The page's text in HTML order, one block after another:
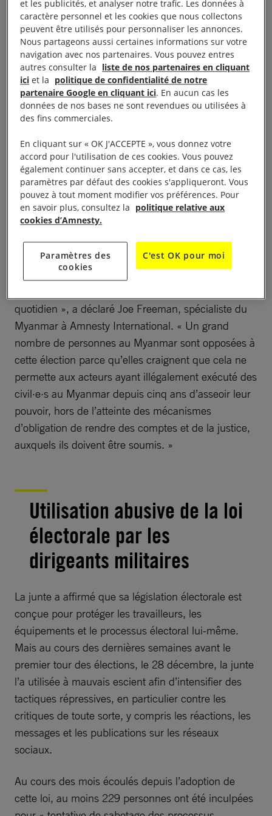
lundi 22 décembre.
L’adoption en juilletpar l’armée de la Loi relative à
la protection des élections générales démocratiques
multipartites criminalise les critiques ou l’incitation à
la violence contre l’élection ou les agents électoraux.
Les peines prévues par cette loi vont de trois ans
d’emprisonnement à la réclusion à perpétuité, voire
la peine de mort.
« Cette élection organisée par la junte contraste
fortement avec les élections démocratiques
nationales qui se sont tenues en 2015 et en 2020
au Myanmar. Si 2015 était une période d’espoir,
promettant paix et respect pour les droits humains,
l’ère actuelle est une période caractérisée par le
désespoir, où les crimes de guerre, les arrestations
quotidien », a déclaré Joe Freeman, spécialiste du
Myanmar à Amnesty International. « Un grand
nombre de personnes au Myanmar sont opposées à
cette élection parce qu’elles craignent que cela ne
permette aux acteurs ayant illégalement exécuté des
civil·e·s au Myanmar depuis cinq ans d’asseoir leur
pouvoir, hors de l’atteinte des mécanismes
d’obligation de rendre des comptes et de la justice,
auxquels ils doivent être soumis. »
Utilisation abusive de la loi
électorale par les
dirigeants militaires
La junte a affirmé que sa législation électorale est
conçue pour protéger les travailleurs, les
équipements et le processus électoral lui-même.
Mais au cours des dernières semaines avant le
premier tour des élections, le 28 décembre, la junte
l’a utilisée à mauvais escient afin d’intensifier des
tactiques répressives, en particulier contre les
critiques de toute sorte, y compris les réactions, les
messages et les publications sur les réseaux
sociaux.
Au cours des mois écoulés depuis l’adoption de
cette loi, au moins 229 personnes ont été inculpées
et les publicités, et analyser notre trafic. Les données à
caractère personnel et les cookies que nous collectons
peuvent être utilisés pour personnaliser les annonces.
Nous partageons aussi certaines informations sur votre
navigation avec nos partenaires. Vous pouvez entres
autres consulter la liste de nos partenaires en cliquant
ici et la politique de confidentialité de notre
partenaire Google en cliquant ici. En aucun cas les
données de nos bases ne sont revendues ou utilisées à
des fins commerciales.
En cliquant sur « OK J'ACCEPTE », vous donnez votre
accord pour l'utilisation de ces cookies. Vous pouvez
également continuer sans accepter, et dans ce cas, les
paramètres par défaut des cookies s'appliqueront. Vous
pouvez à tout moment modifier vos préférences. Pour
en savoir plus, consultez la politique relative aux
cookies d’Amnesty.
Paramètres des
cookies
C'est OK pour moi